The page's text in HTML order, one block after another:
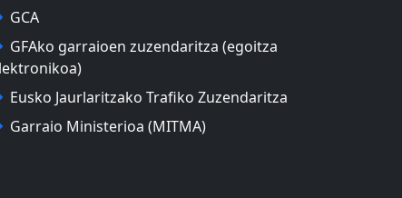
GCA
GFAko garraioen zuzendaritza (egoitza
Eusko Jaurlaritzako Trafiko Zuzendaritza
Garraio Ministerioa (MITMA)